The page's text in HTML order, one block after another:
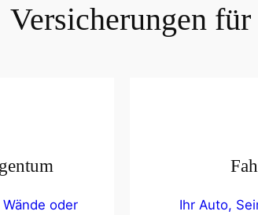
Versicherungen
oder
Ihr Auto,